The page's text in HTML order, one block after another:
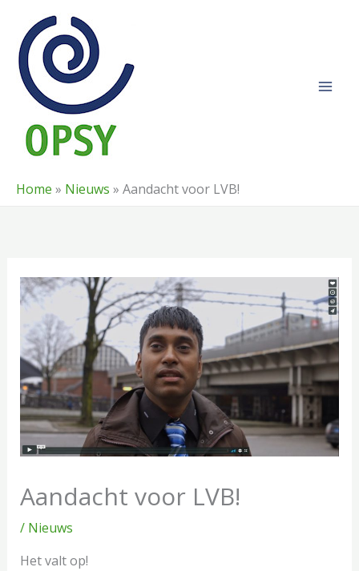
naar
inhoud
Home » Nieuws » Aandacht voor LVB!
Aandacht voor LVB!
/ Nieuws
Het valt op!